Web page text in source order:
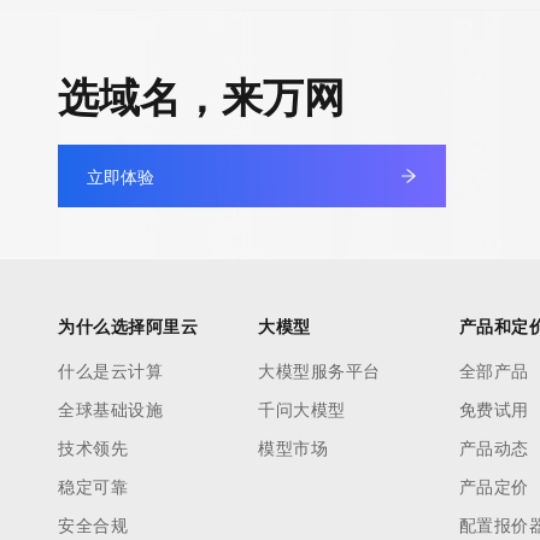
选域名，来万网
立即体验
为什么选择阿里云
什么是云计算
全球基础设施
技术领先
稳定可靠
安全合规
大模型
大模型服务平台
千问大模型
模型市场
产品和定
全部产品
免费试用
产品动态
产品定价
配置报价